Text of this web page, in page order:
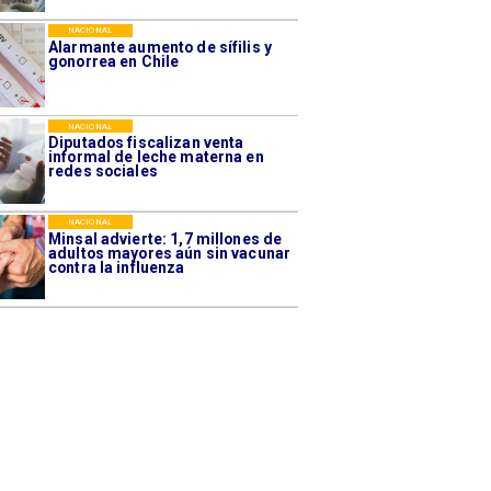
Alarmante aumento de sífilis y
gonorrea en Chile
NACIONAL
Diputados fiscalizan venta
informal de leche materna en
redes sociales
NACIONAL
Minsal advierte: 1,7 millones de
adultos mayores aún sin vacunar
contra la influenza
NACIONAL